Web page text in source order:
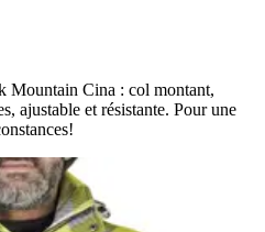
Mountain Cina : col montant,
ajustable et résistante. Pour une